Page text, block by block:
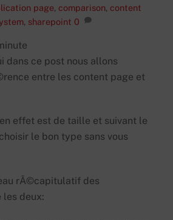
page, comparison, content
, sharepoint 0
dans ce post nous allons
entre les content page et
effet est de taille et suivant le
le bon type sans vous
rÃ©capitulatif des
deux: